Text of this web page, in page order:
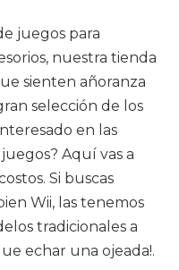
juegos para
nuestra tienda
sienten añoranza
selección de los
en las
Aquí vas a
Si buscas
Wii, las tenemos
tradicionales a
echar una ojeada!.